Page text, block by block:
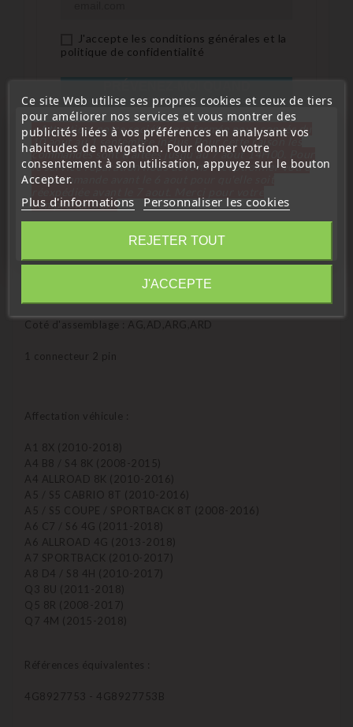
J'accepte les conditions générales et la
politique de confidentialité
DISPONIBLE
Détails du produit
Poignée de porte extérieur palpeur capteur sans clé keyless
Coté d'assemblage : AG,AD,ARG,ARD
1 connecteur 2 pin
Affectation véhicule :
A1 8X (2010-2018)
A4 B8 / S4 8K (2008-2015)
A4 ALLROAD 8K (2010-2016)
A5 / S5 CABRIO 8T (2010-2016)
A5 / S5 COUPE / SPORTBACK 8T (2008-2016)
A6 C7 / S6 4G (2011-2018)
A6 ALLROAD 4G (2013-2018)
A7 SPORTBACK (2010-2017)
A8 D4 / S8 4H (2010-2017)
Q3 8U (2011-2018)
Q5 8R (2008-2017)
Q7 4M (2015-2018)
Références équivalentes :
4G8927753 - 4G8927753B
Ce site Web utilise ses propres cookies et ceux de tiers
pour améliorer nos services et vous montrer des
publicités liées à vos préférences en analysant vos
habitudes de navigation. Pour donner votre
consentement à son utilisation, appuyez sur le bouton
Accepter.
Plus d'informations Personnaliser les cookies
REJETER TOUT
J'ACCEPTE
« Attention, notre société sera fermée pour congés du
10 aout au 1 septembre inclus. Pour cette raison les
commandes sont traitées jusqu'au 7 aout 14H00. Pour
le service réparation nous devons réceptionner votre
télécommande avant le 6 aout pour qu'elle soit
compréhension»
Fermer
Information